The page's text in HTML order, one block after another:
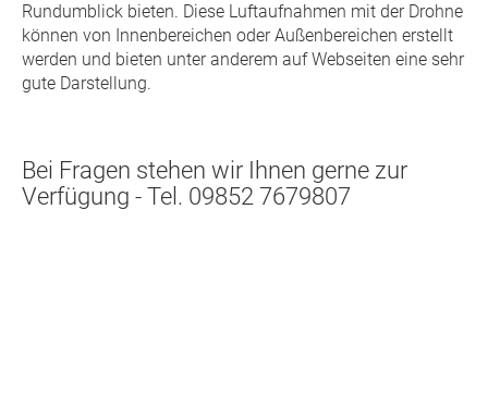
Rundumblick bieten. Diese Luftaufnahmen mit der Drohne
können von Innenbereichen oder Außenbereichen erstellt
werden und bieten unter anderem auf Webseiten eine sehr
gute Darstellung.
Bei Fragen stehen wir Ihnen gerne zur
Verfügung - Tel. 09852 7679807